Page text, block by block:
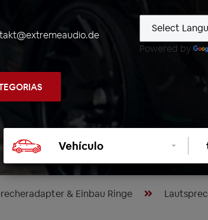
Powered by
vehículo
& Einbau Ringe